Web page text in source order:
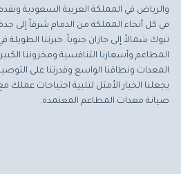
والرياض في المملكة العربية السعودية
في كل أنحاء المملكة من الدمام شرقاً إلى
تبوك شمالاً إلى جازان جنوباً. خبرتنا الطويلة
المطاعم وأسعارنا التنافسية ومخزوننا
المعدات ونطاقنا الواسع وقدرتنا على
يجعلنا الخيار الأمثل لتلبية احتياجات عملك
صيانة معدات المطاعم المعتمدة.